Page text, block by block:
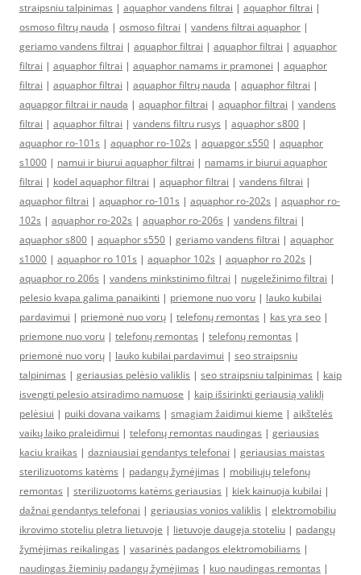
straipsniu talpinimas | aquaphor vandens filtrai | aquaphor filtrai |
osmoso filtrų nauda | osmoso filtrai | vandens filtrai aquaphor |
geriamo vandens filtrai | aquaphor filtrai | aquaphor filtrai | aquaphor
filtrai | aquaphor filtrai | aquaphor namams ir pramonei | aquaphor
filtrai | aquaphor filtrai | aquaphor filtrų nauda | aquaphor filtrai |
aquapgor filtrai ir nauda | aquaphor filtrai | aquaphor filtrai | vandens
filtrai | aquaphor filtrai | vandens filtru rusys | aquaphor s800 |
aquaphor ro-101s | aquaphor ro-102s | aquapgor s550 | aquaphor
s1000 | namui ir biurui aquaphor filtrai | namams ir biurui aquaphor
filtrai | kodel aquaphor filtrai | aquaphor filtrai | vandens filtrai |
aquaphor filtrai | aquaphor ro-101s | aquaphor ro-202s | aquaphor ro-
102s | aquaphor ro-202s | aquaphor ro-206s | vandens filtrai |
aquaphor s800 | aquaphor s550 | geriamo vandens filtrai | aquaphor
s1000 | aquaphor ro 101s | aquaphor 102s | aquaphor ro 202s |
aquaphor ro 206s | vandens minkstinimo filtrai | nugeležinimo filtrai |
pelesio kvapa galima panaikinti | priemone nuo voru | lauko kubilai
pardavimui | priemonė nuo vorų | telefonų remontas | kas yra seo |
priemone nuo voru | telefonų remontas | telefonų remontas |
priemonė nuo vorų | lauko kubilai pardavimui | seo straipsniu
talpinimas | geriausias pelėsio valiklis | seo straipsniu talpinimas | kaip
isvengti pelesio atsiradimo namuose | kaip išsirinkti geriausią valiklį
pelėsiui | puiki dovana vaikams | smagiam žaidimui kieme | aikštelės
vaikų laiko praleidimui | telefonų remontas naudingas | geriausias
kaciu kraikas | dazniausiai gendantys telefonai | geriausias maistas
sterilizuotoms katėms | padangų žymėjimas | mobiliųjų telefonų
remontas | sterilizuotoms katėms geriausias | kiek kainuoja kubilai |
dažnai gendantys telefonai | geriausias vonios valiklis | elektromobiliu
ikrovimo stoteliu pletra lietuvoje | lietuvoje daugeja stoteliu | padangų
žymėjimas reikalingas | vasarinės padangos elektromobiliams |
naudingas žieminių padangų žymėjimas | kuo naudingas remontas |